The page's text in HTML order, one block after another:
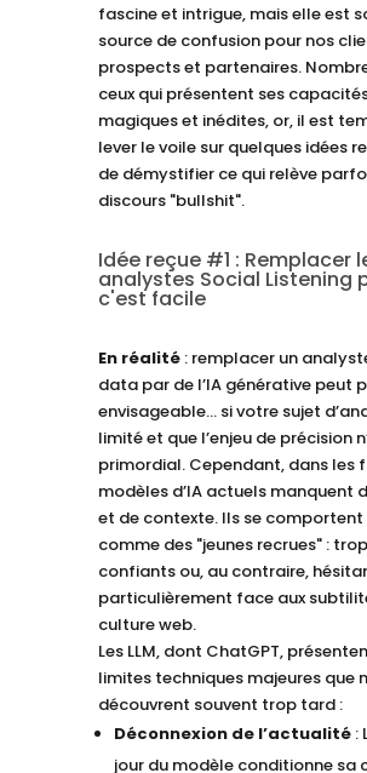
fascine et intrigue, mais elle est
source de confusion pour nos
prospects et partenaires.
ceux qui présentent ses
magiques et inédites, or, il est
lever le voile sur quelques idées
de démystifier ce qui relève
discours "bullshit".
Idée reçue #1 : Remplacer
analystes Social Listening
c'est facile
En réalité: remplacer un
data par de l’IA générative peut
envisageable… si votre sujet
limité et que l’enjeu de précision
primordial. Cependant, dans les
modèles d’IA actuels manquent
et de contexte. Ils se
comme des "jeunes recrues" : trop
confiants ou, au contraire,
particulièrement face aux
culture web.
Les LLM, dont ChatGPT,
limites techniques majeures que
découvrent souvent trop tard :
Déconnexion de l’actualité:
jour du modèle conditionne sa